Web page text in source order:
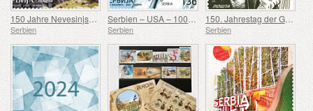
150 Jahre Nevesinjska puška
Serbien
Serbien – USA – 100. Geburtstag von Douglas Engelbart
Serbien
150. Jahrestag der Geburt von Rodolphe Archibald Reiss
Serbien